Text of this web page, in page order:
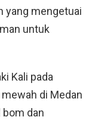
yang mengetuai
untuk
Kali pada
di Medan
bom dan